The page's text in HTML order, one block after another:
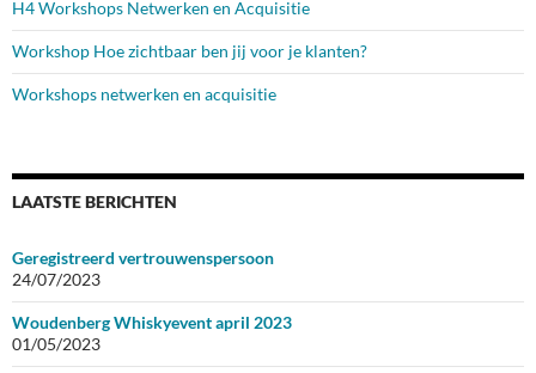
H4 Workshops Netwerken en Acquisitie
Workshop Hoe zichtbaar ben jij voor je klanten?
Workshops netwerken en acquisitie
LAATSTE BERICHTEN
Geregistreerd vertrouwenspersoon
24/07/2023
Woudenberg Whiskyevent april 2023
01/05/2023